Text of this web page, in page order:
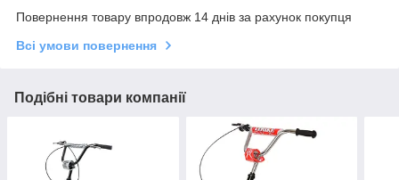
Повернення товару впродовж 14 днів за рахунок покупця
Всі умови повернення
Подібні товари компанії